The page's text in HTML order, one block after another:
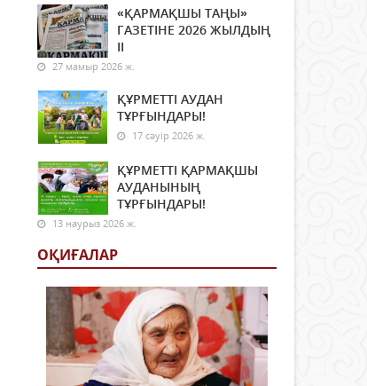
«ҚАРМАҚШЫ ТАҢЫ»
ГАЗЕТІНЕ 2026 ЖЫЛДЫҢ
ІI
27 мамыр 2026 ж.
ҚҰРМЕТТІ АУДАН
ТҰРҒЫНДАРЫ!
17 сәуір 2026 ж.
ҚҰРМЕТТІ ҚАРМАҚШЫ
АУДАНЫНЫҢ
ТҰРҒЫНДАРЫ!
13 наурыз 2026 ж.
ОҚИҒАЛАР